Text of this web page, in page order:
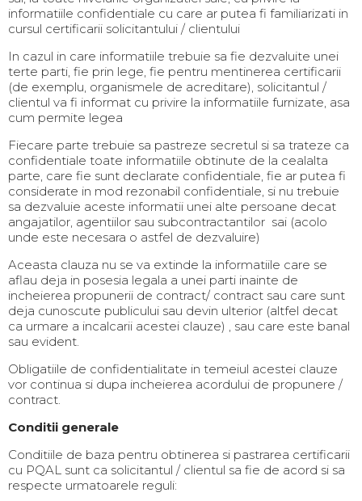
informatiile confidentiale cu care ar putea fi familiarizati in
cursul certificarii solicitantului / clientului
In cazul in care informatiile trebuie sa fie dezvaluite unei
terte parti, fie prin lege, fie pentru mentinerea certificarii
(de exemplu, organismele de acreditare), solicitantul /
clientul va fi informat cu privire la informatiile furnizate, asa
cum permite legea
Fiecare parte trebuie sa pastreze secretul si sa trateze ca
confidentiale toate informatiile obtinute de la cealalta
parte, care fie sunt declarate confidentiale, fie ar putea fi
considerate in mod rezonabil confidentiale, si nu trebuie
sa dezvaluie aceste informatii unei alte persoane decat
angajatilor, agentiilor sau subcontractantilor sai (acolo
unde este necesara o astfel de dezvaluire)
Aceasta clauza nu se va extinde la informatiile care se
aflau deja in posesia legala a unei parti inainte de
incheierea propunerii de contract/ contract sau care sunt
deja cunoscute publicului sau devin ulterior (altfel decat
ca urmare a incalcarii acestei clauze) , sau care este banal
sau evident.
Obligatiile de confidentialitate in temeiul acestei clauze
vor continua si dupa incheierea acordului de propunere /
contract.
Conditii generale
Conditiile de baza pentru obtinerea si pastrarea certificarii
cu PQAL sunt ca solicitantul / clientul sa fie de acord si sa
respecte urmatoarele reguli: